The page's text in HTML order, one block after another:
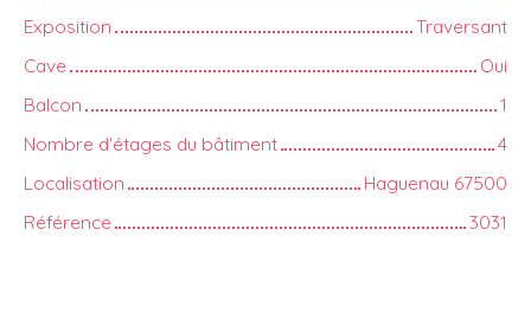
Exposition
Traversant
Cave
Oui
Balcon
1
Nombre d'étages du bâtiment
4
Localisation
Haguenau 67500
Référence
3031